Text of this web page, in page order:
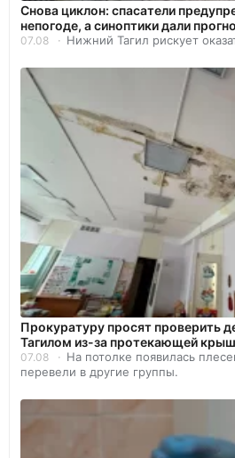
Снова циклон: спасатели
непогоде, а синоптики дали
07.08 Нижний Тагил рискует
Прокуратуру просят проверить
Тагилом из-за протекающей
07.08
На потолке появилась
перевели в другие группы.